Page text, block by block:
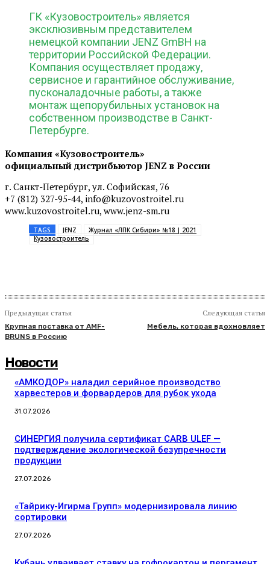
ГК «Кузовостроитель» является
эксклюзивным представителем
немецкой компании JENZ GmBH на
территории Российской Федерации.
Компания осуществляет продажу,
сервисное и гарантийное обслуживание,
пусконаладочные работы, а также
монтаж щепорубильных установок на
собственном производстве в Санкт-
Петербурге.
Компания «Кузовостроитель»
официальный дистрибьютор JENZ в России
г. Санкт-Петербург, ул. Софийская, 76
+7 (812) 327-95-44, info@kuzovostroitel.ru
www.kuzovostroitel.ru, www.jenz-sm.ru
TAGS JENZ
Журнал «ЛПК Сибири» №18 | 2021
Кузовостроитель
Предыдущая статья
Крупная поставка от AMF-
BRUNS в Россию
Следующая статья
Мебель, которая вдохновляет
Новости
«АМКОДОР» наладил серийное производство
харвестеров и форвардеров для рубок ухода
31.07.2026
СИНЕРГИЯ получила сертификат CARB ULEF —
подтверждение экологической безупречности
продукции
27.07.2026
«Тайрику-Игирма Групп» модернизировала линию
сортировки
27.07.2026